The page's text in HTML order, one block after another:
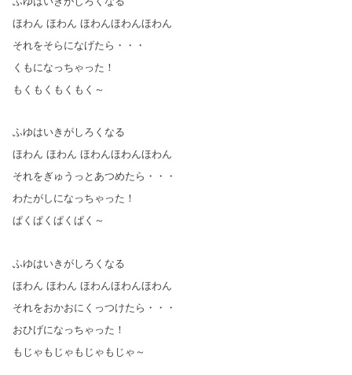
ほわん ほわん ほわんほわんほわん
それをそらになげたら・・・
くもになっちゃった！
もくもくもくもく～
ふゆはいきがしろくなる
ほわん ほわん ほわんほわんほわん
それをぎゅうっとあつめたら・・・
わたがしになっちゃった！
ぱくぱくぱくぱく～
ふゆはいきがしろくなる
ほわん ほわん ほわんほわんほわん
それをおかおにくっつけたら・・・
おひげになっちゃった！
もじゃもじゃもじゃもじゃ～